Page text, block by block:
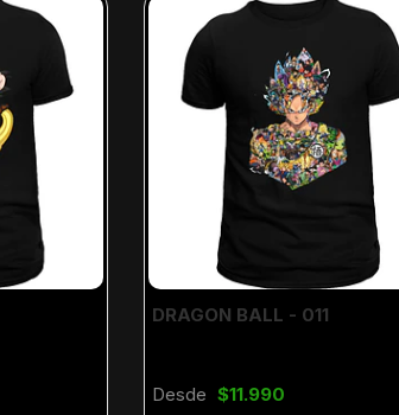
DRAGON BALL - 011
Desde $11.990